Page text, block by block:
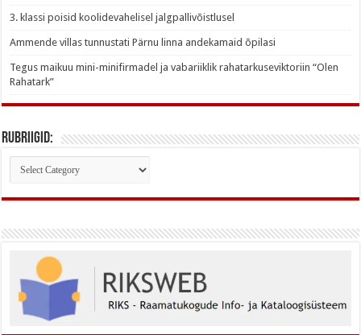
3. klassi poisid koolidevahelisel jalgpallivõistlusel
Ammende villas tunnustati Pärnu linna andekamaid õpilasi
Tegus maikuu mini-minifirmadel ja vabariiklik rahatarkuseviktoriin “Olen
Rahatark”
Rubriigid:
Rubriigid: